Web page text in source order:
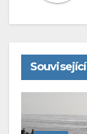
Související